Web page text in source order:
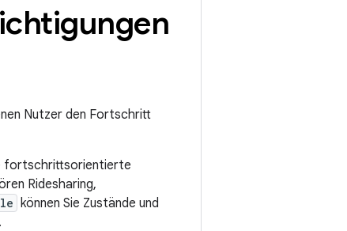
Nutzer den Fortschritt
fortschrittsorientierte
Ridesharing,
können Sie Zustände und